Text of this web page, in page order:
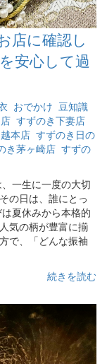
店に確認し
安心して過
おでかけ 豆知識
すずのき下妻店
本店 すずのき日の
き茅ヶ崎店 すずの
一生に一度の大切
の日は、誰にとっ
夏休みから本格的
気の柄が豊富に揃
で、「どんな振袖
続きを読む